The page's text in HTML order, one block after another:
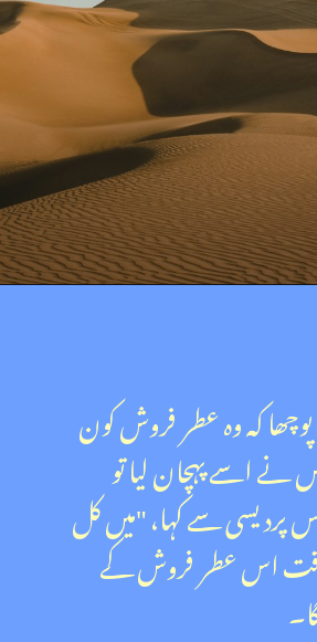
کہ وہ عطر فروش کون
اسے پہچان لیا تو
سے کہا، "میں کل
اس عطر فروش کے